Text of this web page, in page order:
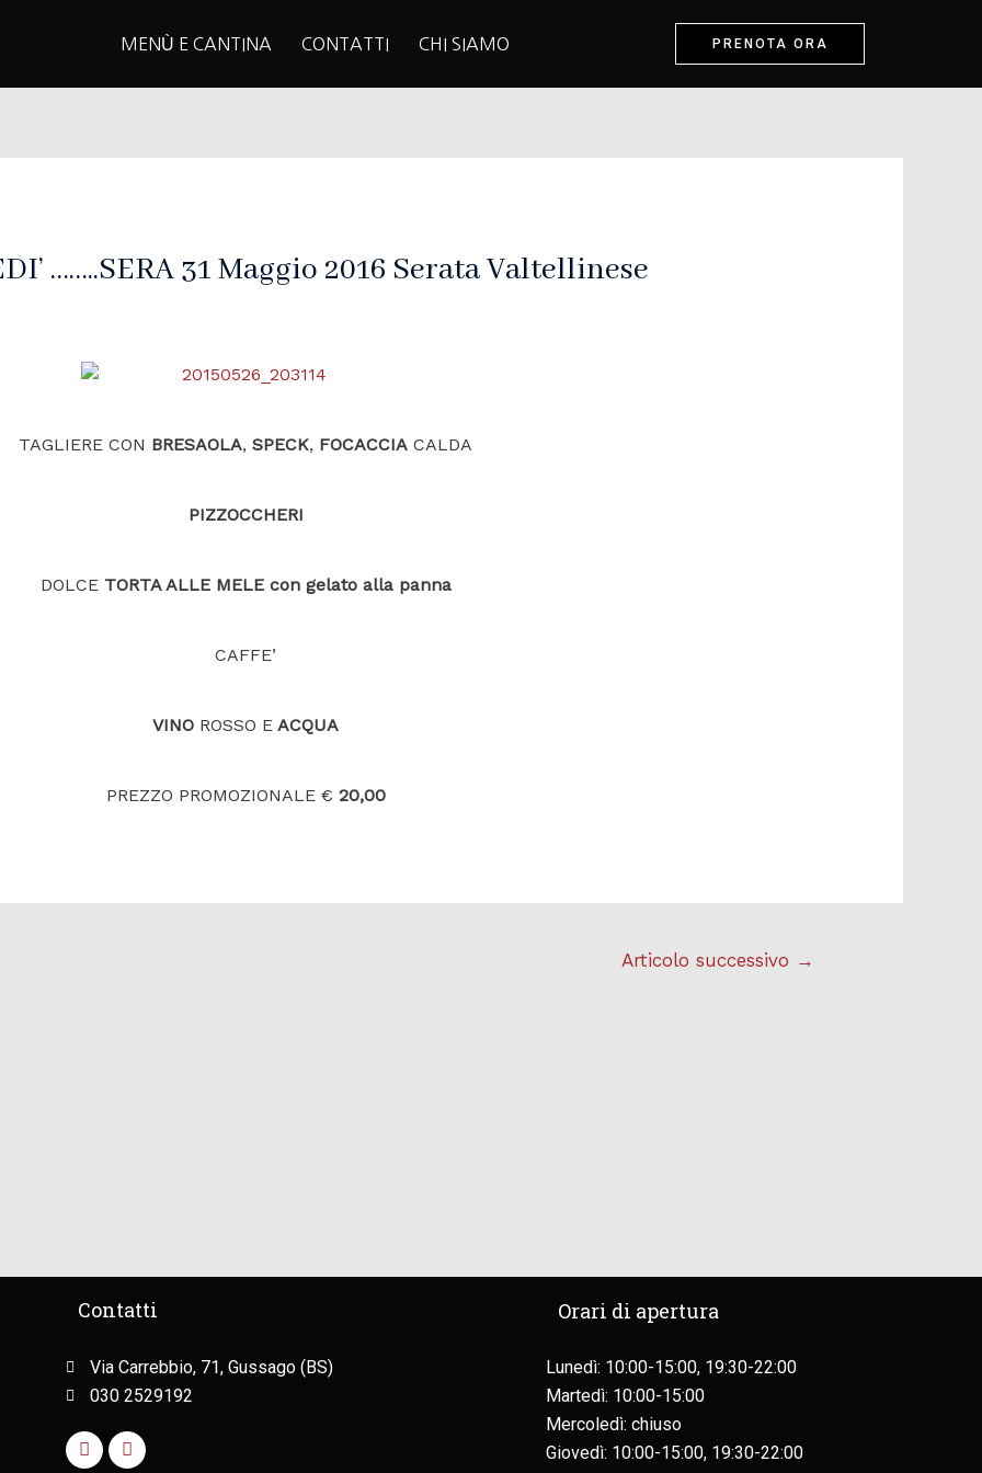
MENÙ E CANTINA CONTATTI CHI SIAMO PRENOTA ORA
……..SERA 31 Maggio 2016 Serata Valtellinese
TAGLIERE CON BRESAOLA, SPECK, FOCACCIA CALDA
PIZZOCCHERI
DOLCE TORTA ALLE MELE con gelato alla panna
CAFFE’
VINO ROSSO E ACQUA
PREZZO PROMOZIONALE € 20,00
Articolo successivo →
Contatti
Via Carrebbio, 71, Gussago (BS)
030 2529192
F
a
I
n
Orari di apertura
Lunedì: 10:00-15:00, 19:30-22:00
Martedì: 10:00-15:00
Mercoledì: chiuso
Giovedì: 10:00-15:00, 19:30-22:00